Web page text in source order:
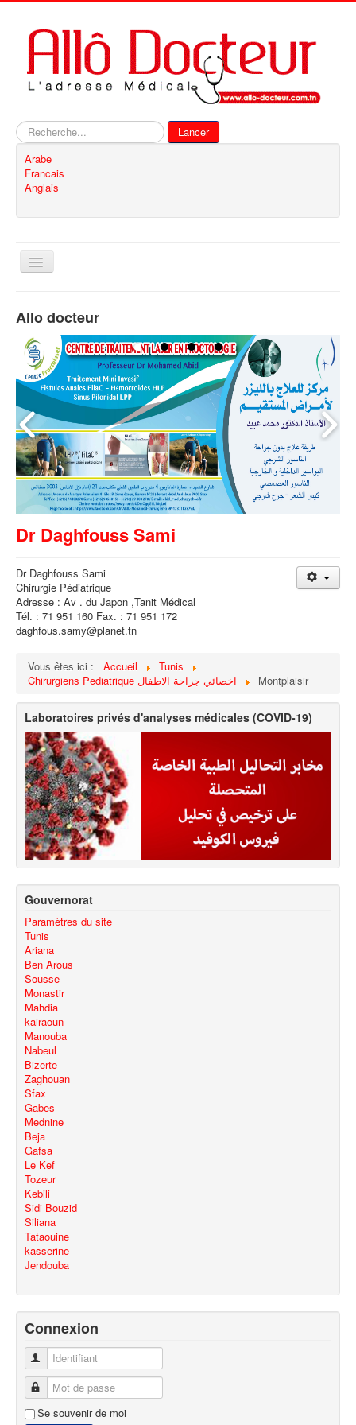
Rechercher
Lancer
Arabe
Francais
Anglais
Basculer
Contact
Allo docteur
Dr Daghfouss Sami
Dr Daghfouss Sami
Chirurgie Pédiatrique
Adresse : Av . du Japon ,Tanit Médical
Tél. : 71 951 160 Fax. : 71 951 172
daghfous.samy@planet.tn
Vous êtes ici : Accueil
Tunis
Chirurgiens Pediatrique اخصائي جراحة الاطفال
Montplaisir
Laboratoires privés d'analyses médicales (COVID-19)
Gouvernorat
Paramètres du site
Tunis
Ariana
Ben Arous
Sousse
Monastir
Mahdia
kairaoun
Manouba
Nabeul
Bizerte
Zaghouan
Sfax
Gabes
Mednine
Beja
Gafsa
Le Kef
Tozeur
Kebili
Sidi Bouzid
Siliana
Tataouine
kasserine
Jendouba
Connexion
Identifiant
Mot de passe
Se souvenir de moi